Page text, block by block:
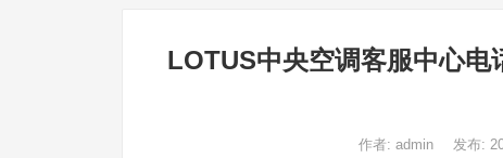
LOTUS中央空调客服中心
作者: admin 发布: